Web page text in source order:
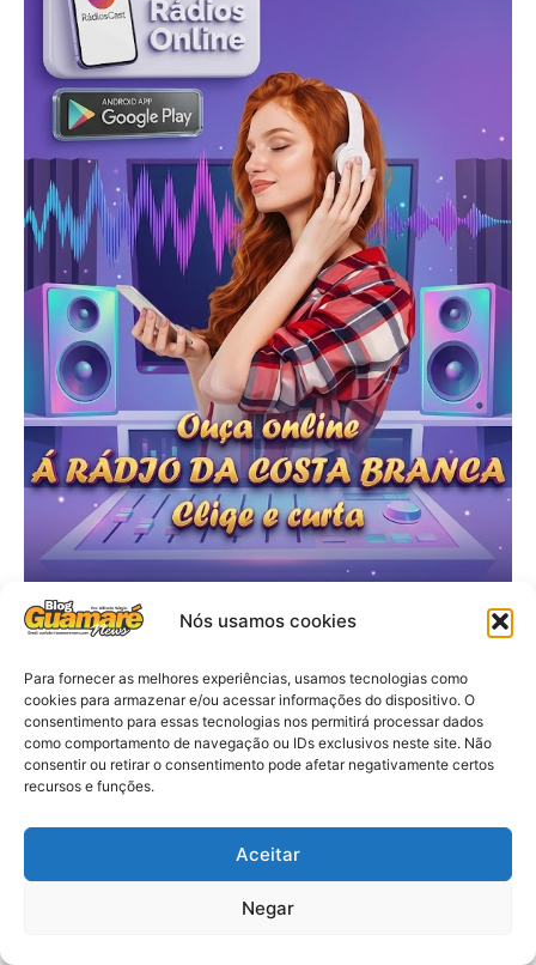
Nós usamos cookies
Para fornecer as melhores experiências, usamos tecnologias como
cookies para armazenar e/ou acessar informações do dispositivo. O
consentimento para essas tecnologias nos permitirá processar dados
como comportamento de navegação ou IDs exclusivos neste site. Não
consentir ou retirar o consentimento pode afetar negativamente certos
recursos e funções.
Aceitar
Negar